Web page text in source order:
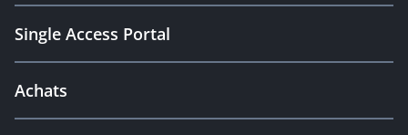
Single Access Portal
Achats